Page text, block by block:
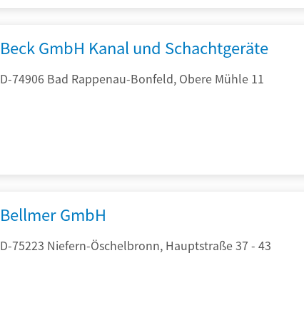
Beck GmbH Kanal und Schachtgeräte
D-74906 Bad Rappenau-Bonfeld, Obere Mühle 11
Bellmer GmbH
D-75223 Niefern-Öschelbronn, Hauptstraße 37 - 43